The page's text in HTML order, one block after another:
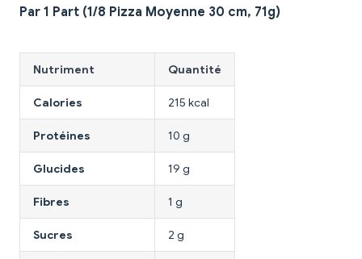
Par 1 Part (1/8 Pizza Moyenne 30 cm, 71g)
Nutriment Quantité
Calories 215 kcal
Protéines 10 g
Glucides 19 g
Fibres 1 g
Sucres 2 g